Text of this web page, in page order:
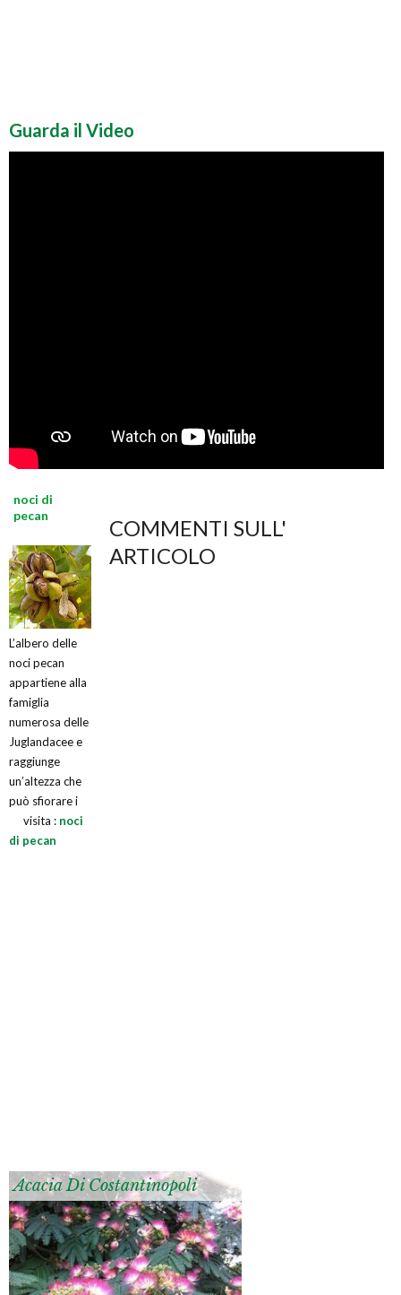
Guarda il Video
noci di
pecan
L’albero delle
noci pecan
appartiene alla
famiglia
numerosa delle
Juglandacee e
raggiunge
un’altezza che
può sfiorare i
visita : noci
di pecan
COMMENTI SULL'
ARTICOLO
Acacia Di Costantinopoli